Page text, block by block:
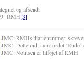
og afsendt
9 RMH[3]
JMC: RMHs diarienummer,
JMC: Dette ord, samt ordet
JMC: Notitsen er tilføjet af RMH